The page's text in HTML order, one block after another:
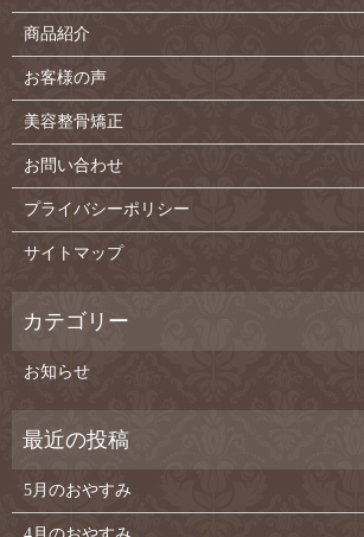
商品紹介
お客様の声
美容整骨矯正
お問い合わせ
プライバシーポリシー
サイトマップ
お知らせ
5月のおやすみ